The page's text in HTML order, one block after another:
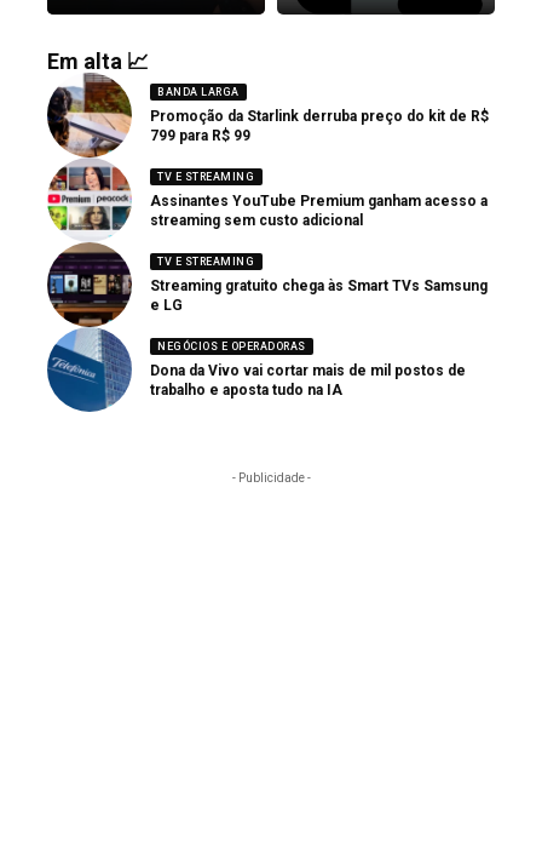
Em alta 📈
BANDA LARGA
Promoção da Starlink derruba preço do kit de R$
799 para R$ 99
TV E STREAMING
Assinantes YouTube Premium ganham acesso a
streaming sem custo adicional
TV E STREAMING
Streaming gratuito chega às Smart TVs Samsung
e LG
NEGÓCIOS E OPERADORAS
Dona da Vivo vai cortar mais de mil postos de
trabalho e aposta tudo na IA
- Publicidade -